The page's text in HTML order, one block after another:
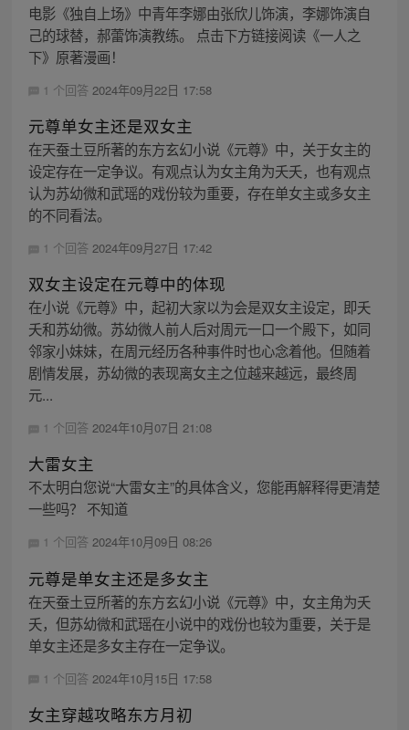
电影《独自上场》中青年李娜由张欣儿饰演，李娜饰演自
己的球替，郝蕾饰演教练。 点击下方链接阅读《一人之
下》原著漫画！
1 个回答 2024年09月22日 17:58
元尊单女主还是双女主
在天蚕土豆所著的东方玄幻小说《元尊》中，关于女主的
设定存在一定争议。有观点认为女主角为夭夭，也有观点
认为苏幼微和武瑶的戏份较为重要，存在单女主或多女主
的不同看法。
1 个回答 2024年09月27日 17:42
双女主设定在元尊中的体现
在小说《元尊》中，起初大家以为会是双女主设定，即夭
夭和苏幼微。苏幼微人前人后对周元一口一个殿下，如同
邻家小妹妹，在周元经历各种事件时也心念着他。但随着
剧情发展，苏幼微的表现离女主之位越来越远，最终周
元...
1 个回答 2024年10月07日 21:08
大雷女主
不太明白您说“大雷女主”的具体含义，您能再解释得更清楚
一些吗？ 不知道
1 个回答 2024年10月09日 08:26
元尊是单女主还是多女主
在天蚕土豆所著的东方玄幻小说《元尊》中，女主角为夭
夭，但苏幼微和武瑶在小说中的戏份也较为重要，关于是
单女主还是多女主存在一定争议。
1 个回答 2024年10月15日 17:58
女主穿越攻略东方月初